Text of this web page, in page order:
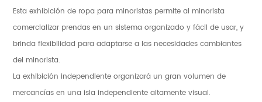
Esta exhibición de ropa para minoristas permite al minorista
comercializar prendas en un sistema organizado y fácil de usar, y
brinda flexibilidad para adaptarse a las necesidades cambiantes
del minorista.
La exhibición independiente organizará un gran volumen de
mercancías en una isla independiente altamente visual.